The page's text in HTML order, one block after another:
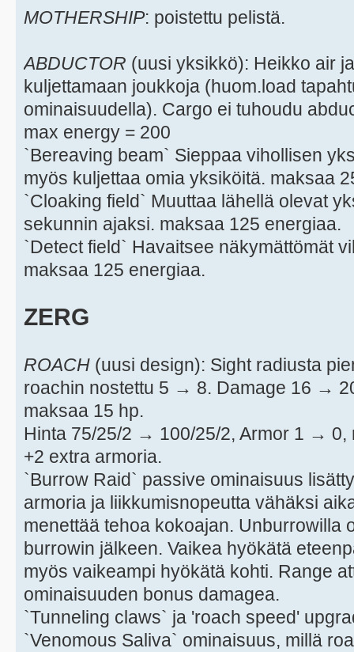
MOTHERSHIP: poistettu pelistä.
ABDUCTOR (uusi yksikkö): Heikko air
kuljettamaan joukkoja (huom.load
ominaisuudella). Cargo ei tuhoudu
max energy = 200
`Bereaving beam` Sieppaa vihollisen
myös kuljettaa omia yksiköitä. maksaa
`Cloaking field` Muuttaa lähellä olevat
sekunnin ajaksi. maksaa 125 energiaa.
`Detect field` Havaitsee näkymättömät
maksaa 125 energiaa.
ZERG
ROACH (uusi design): Sight radiusta
roachin nostettu 5 → 8. Damage 16 →
maksaa 15 hp.
Hinta 75/25/2 → 100/25/2, Armor 1 → 0,
+2 extra armoria.
`Burrow Raid` passive ominaisuus
armoria ja liikkumisnopeutta vähäksi
menettää tehoa kokoajan. Unburrowilla
burrowin jälkeen. Vaikea hyökätä
myös vaikeampi hyökätä kohti. Range
ominaisuuden bonus damagea.
`Tunneling claws` ja 'roach speed'
`Venomous Saliva` ominaisuus, millä